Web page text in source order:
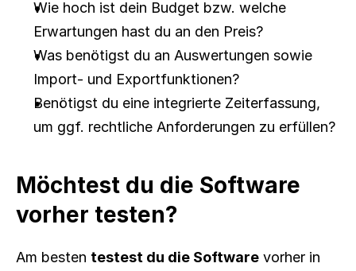
Wie hoch ist dein Budget bzw. welche
Erwartungen hast du an den Preis?
Was benötigst du an Auswertungen sowie
Import- und Exportfunktionen?
Benötigst du eine integrierte Zeiterfassung,
um ggf. rechtliche Anforderungen zu erfüllen?
Möchtest du die Software
vorher testen?
Am besten testest du die Software vorher in